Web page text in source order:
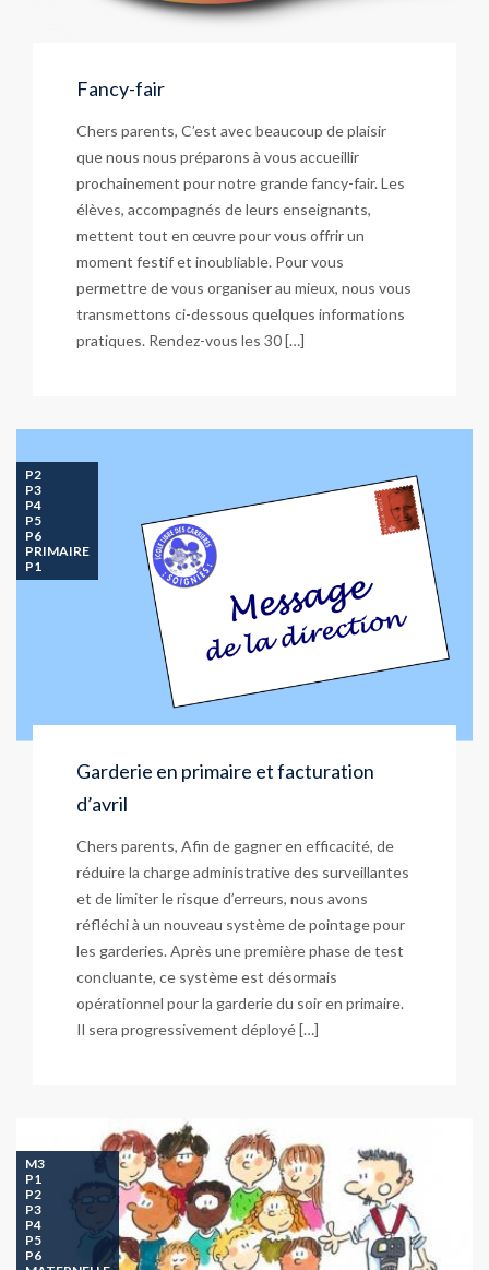
Fancy-fair
Chers parents, C’est avec beaucoup de plaisir
que nous nous préparons à vous accueillir
prochainement pour notre grande fancy-fair. Les
élèves, accompagnés de leurs enseignants,
mettent tout en œuvre pour vous offrir un
moment festif et inoubliable. Pour vous
permettre de vous organiser au mieux, nous vous
transmettons ci-dessous quelques informations
pratiques. Rendez-vous les 30 […]
P2
P3
P4
P5
P6
PRIMAIRE
P1
Garderie en primaire et facturation
d’avril
Chers parents, Afin de gagner en efficacité, de
réduire la charge administrative des surveillantes
et de limiter le risque d’erreurs, nous avons
réfléchi à un nouveau système de pointage pour
les garderies. Après une première phase de test
concluante, ce système est désormais
opérationnel pour la garderie du soir en primaire.
Il sera progressivement déployé […]
M3
P1
P2
P3
P4
P5
P6